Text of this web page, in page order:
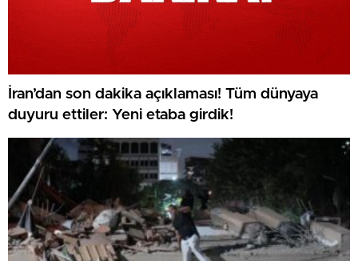
İran’dan son dakika açıklaması! Tüm dünyaya
duyuru ettiler: Yeni etaba girdik!